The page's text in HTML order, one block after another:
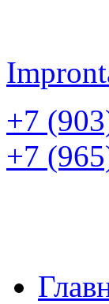
+7
+7